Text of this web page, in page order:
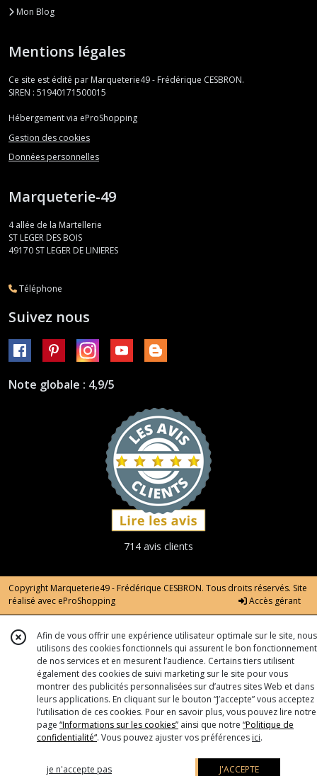
Mon Blog
Mentions légales
Ce site est édité par Marqueterie49 - Frédérique CESBRON.
SIREN : 51940171500015
Hébergement via eProShopping
Gestion des cookies
Données personnelles
Marqueterie-49
4 allée de la Martellerie
ST LEGER DES BOIS
49170 ST LEGER DE LINIERES
Téléphone
Suivez nous
Note globale : 4,9/5
714 avis clients
Copyright Marqueterie49 - Frédérique CESBRON. Tous droits réservés. Site
réalisé avec eProShopping Accès gérant
Afin de vous offrir une expérience utilisateur optimale sur le site, nous
utilisons des cookies fonctionnels qui assurent le bon fonctionnement
de nos services et en mesurent l’audience. Certains tiers utilisent
également des cookies de suivi marketing sur le site pour vous
montrer des publicités personnalisées sur d’autres sites Web et dans
leurs applications. En cliquant sur le bouton “J’accepte” vous acceptez
l’utilisation de ces cookies. Pour en savoir plus, vous pouvez lire notre
page “Informations sur les cookies” ainsi que notre “Politique de
confidentialité“. Vous pouvez ajuster vos préférences ici.
je n'accepte pas J'ACCEPTE